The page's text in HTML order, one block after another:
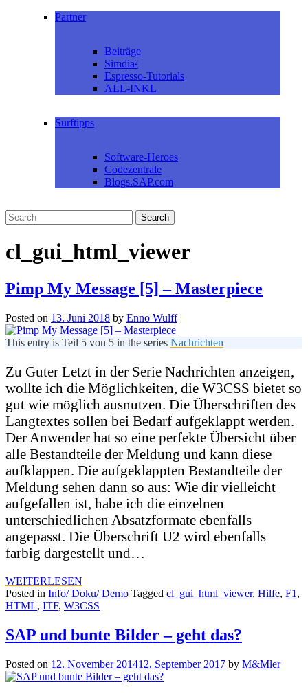
Partner
Beiträge
Simdia²
Espresso-Tutorials
ALL-INKL
Surftipps
Software-Heroes
Codezentrale
Blogs.SAP.com
cl_gui_html_viewer
Pimp My Message [5] – Masterpiece
Posted on 13. Juni 2018 by Enno Wulff
This entry is Teil 5 von 5 in the series Nachrichten
Zu Guter Letzt in der Serie Nachrichten anzeigen,
wollte ich die Möglichkeiten, die W3CSS bietet so
gut wie möglich ausnutzen. Die Überschriften des
Langtextes sollen bei Bedarf aufgeklappt werden.
Der Anwender hat so eine perfekte Übersicht über
alle Bestandteile der Meldung und kann diese
aufklappen. Die aufgeklappten Bestandteile der
Meldung sehen dann so aus: Wie dir vielleicht
aufgefallen ist, habe ich die einzelnen
unterschiedlichen Absatzformate ebenfalls
angepasst. Die Überschrift U2 wird ebenfalls
farbig dargestellt und…
WEITERLESEN
Posted in Info/ Doku/ Demo Tagged cl_gui_html_viewer, Hilfe, F1 ,
HTML, ITF, W3CSS
SAP und bunte Bilder – geht das?
Posted on 12. November 201412. September 2017 by M&Mler